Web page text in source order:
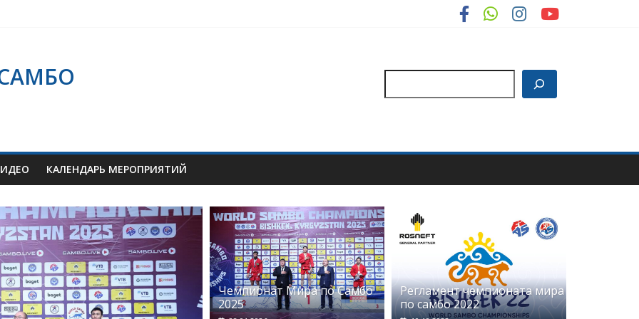
КАЛЕНДАРЬ МЕРОПРИЯТИЙ
Чемпионат Мира по Самбо
2025
Регламент чемпионата мира
по самбо 2022